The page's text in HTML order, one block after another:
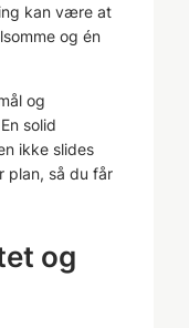
kan være at
og én
og
solid
ikke slides
plan, så du får
og